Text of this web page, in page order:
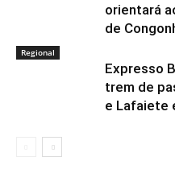
orientará
de
Regional
Expresso
trem de
e Lafaiete